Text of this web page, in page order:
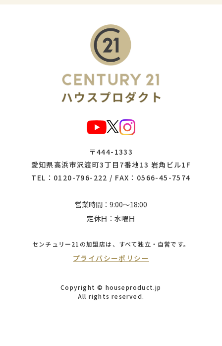
〒444-1333
愛知県高浜市沢渡町3丁目7番地13 岩角ビル1F
TEL： 0120-796-222 / FAX：0566-45-7574
営業時間：9:00～18:00
定休日：水曜日
センチュリー21の加盟店は、 すべて独立・自営です。
プライバシーポリシー
Copyright © houseproduct.jp
All rights reserved.